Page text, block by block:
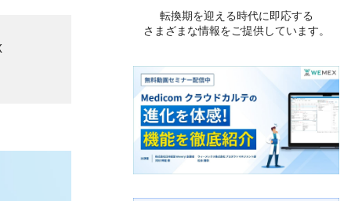
転換期を迎える時代に即応する
さまざまな情報をご提供しています。